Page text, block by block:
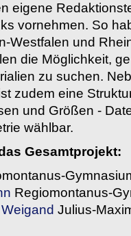
eigene
vornehmen. So
Westfalen und
die Möglichkeit,
zu suchen.
zudem eine
und Größen -
wählbar.
Gesamtprojekt:
Regiomontanus-
Julius-